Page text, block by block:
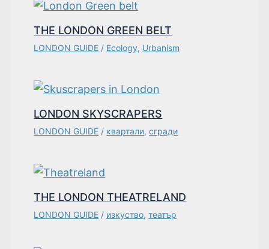
THE LONDON GREEN BELT
LONDON GUIDE / Ecology, Urbanism
LONDON SKYSCRAPERS
LONDON GUIDE / квартали,сгради
THE LONDON THEATRELAND
LONDON GUIDE / изкуство,театър